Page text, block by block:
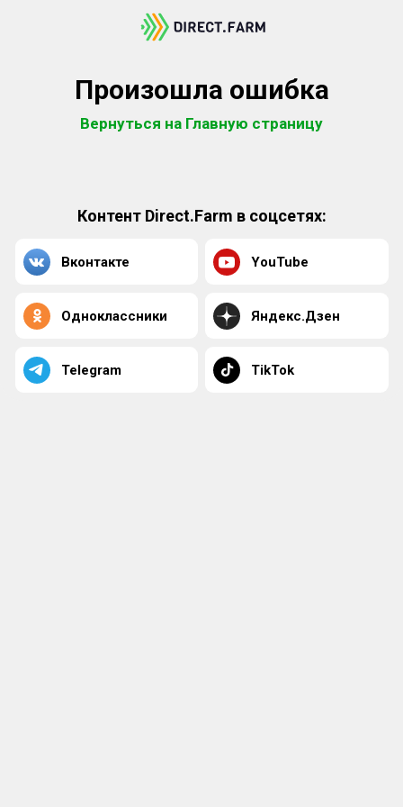
Произошла ошибка
Вернуться на Главную страницу
Контент Direct.Farm в соцсетях:
Вконтакте YouTube
Одноклассники Яндекс.Дзен
Telegram TikTok